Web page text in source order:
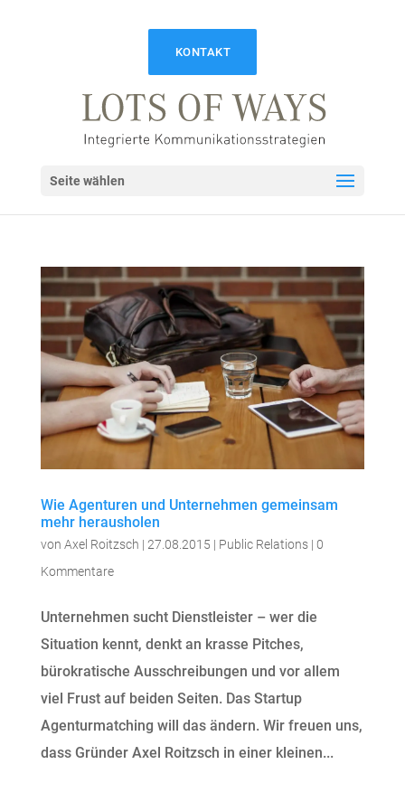
KONTAKT
Seite wählen
Wie Agenturen und Unternehmen gemeinsam
mehr herausholen
von Axel Roitzsch | 27.08.2015 | Public Relations| 0
Kommentare
Unternehmen sucht Dienstleister – wer die
Situation kennt, denkt an krasse Pitches,
bürokratische Ausschreibungen und vor allem
viel Frust auf beiden Seiten. Das Startup
Agenturmatching will das ändern. Wir freuen uns,
dass Gründer Axel Roitzsch in einer kleinen...